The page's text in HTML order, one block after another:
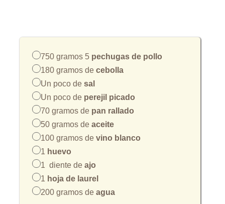
750 gramos 5 pechugas de pollo
180 gramos de cebolla
Un poco de sal
Un poco de perejil picado
70 gramos de pan rallado
50 gramos de aceite
100 gramos de vino blanco
1 huevo
1 diente de ajo
1 hoja de laurel
200 gramos de agua